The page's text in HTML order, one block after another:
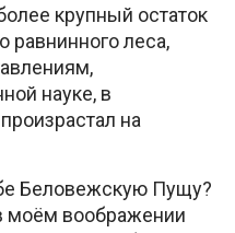
крупный остаток
равнинного леса,
науке, в
на
Беловежскую Пущу?
моём воображении